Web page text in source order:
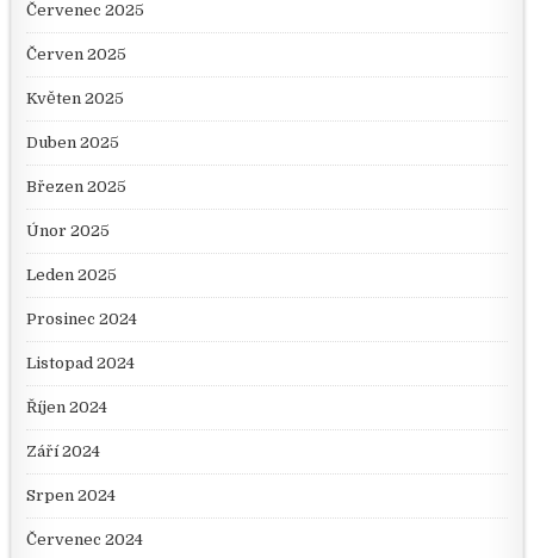
Červenec 2025
Červen 2025
Květen 2025
Duben 2025
Březen 2025
Únor 2025
Leden 2025
Prosinec 2024
Listopad 2024
Říjen 2024
Září 2024
Srpen 2024
Červenec 2024